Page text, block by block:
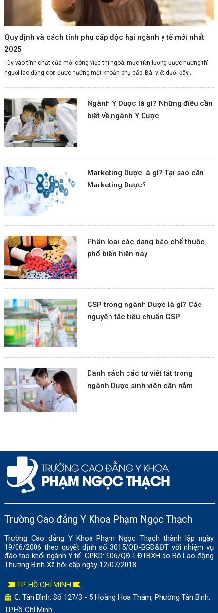
Quy định và cách tính phụ cấp độc hại ngành y tế mới nhất
2025
Tùy vào tính chất của mỗi công việc thì ngoài mức tiền lương được hưởng thì
người lao động còn được hưởng một khoản phụ cấp. Bài viết dưới đây...
Ngành Y Dược là gì? Những điều cần
biết về ngành Y Dược
Marketing Dược là gì? Tại sao cần
Marketing Dược?
Phân loại các dạng bào chế thuốc
phổ biến hiện nay
GSP trong ngành Dược là gì? Các
nguyên tắc tiêu chuẩn GSP
Danh sách các từ viết tắt trong
ngành Dược sinh viên cần nắm
Trường Cao đẳng Y Khoa Phạm Ngọc Thạch
Trường Cao đẳng Y Khoa Phạm Ngọc Thạch thành lập ngày
19/06/2006 theo quyết định số 3015/QĐ-BGD&ĐT với nhiệm vụ
đào tạo khối ngành Y tế. GPKD: 906/QĐ-LĐTBXH do Bộ Lao động
Thương Binh Xã hội cấp ngày 12/07/2018.
TP. HỒ CHÍ MINH
Q. Tân Bình: Số 127/3 - 5 Hoàng Hoa Thám, Phường Tân Bình,
TP.Hồ Chí Minh